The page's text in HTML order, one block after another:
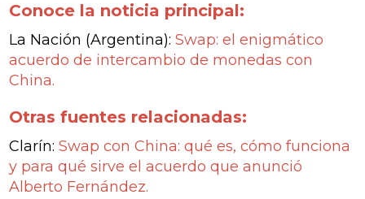
Conoce la noticia principal:
La Nación (Argentina):Swap: el enigmático
acuerdo de intercambio de monedas con
China.
Otras fuentes relacionadas:
Clarín:Swap con China: qué es, cómo funciona
y para qué sirve el acuerdo que anunció
Alberto Fernández.